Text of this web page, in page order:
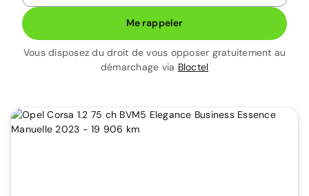
Me rappeler
Vous disposez du droit de vous opposer gratuitement au
démarchage via Bloctel